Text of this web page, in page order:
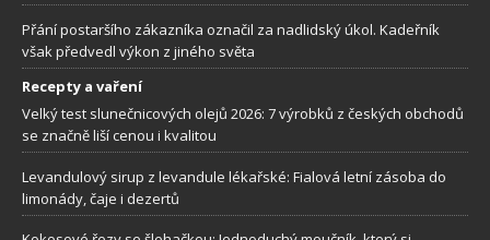
Přání postaršího zákazníka označil za nadlidský úkol. Kadeřník
však předvedl výkon z jiného světa
Recepty a vaření
Velký test slunečnicových olejů 2026: 7 výrobků z českých obchodů
se značně liší cenou i kvalitou
Levandulový sirup z levandule lékařské: Fialová letní zásoba do
limonády, čaje i dezertů